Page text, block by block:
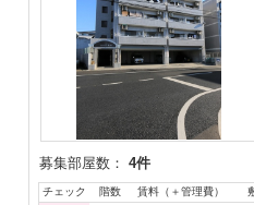
募集部屋数： 4件
チェック 階数 賃料（＋管理費）